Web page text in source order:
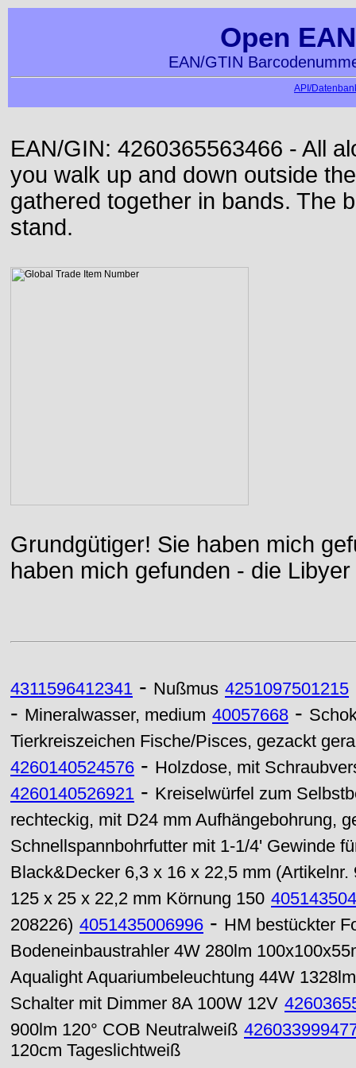
Open
EAN/GTIN
API/
EAN/GIN: 4260365563466 - All
you walk up and down outside
gathered together in bands. The
stand.
Grundgütiger! Sie haben mich
haben mich gefunden - die
4311596412341 - Nußmus 4251097501215
- Mineralwasser, medium 40057668 -
Tierkreiszeichen Fische/Pisces, gezackt
4260140524576 - Holzdose, mit
4260140526921 - Kreiselwürfel zum
rechteckig, mit D24 mm Aufhängebohrung,
Schnellspannbohrfutter mit 1-1/4' Gewinde
Black&Decker 6,3 x 16 x 22,5 mm (Artikelnr.
125 x 25 x 22,2 mm Körnung 150
208226) 4051435006996 - HM bestückter
Bodeneinbaustrahler 4W 280lm
Aqualight Aquariumbeleuchtung 44W
Schalter mit Dimmer 8A 100W 12V
900lm 120° COB Neutralweiß
120cm Tageslichtweiß